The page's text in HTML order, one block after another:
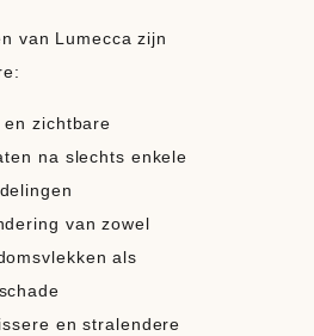
van Lumecca zijn
en zichtbare
na slechts enkele
van zowel
als
en stralendere